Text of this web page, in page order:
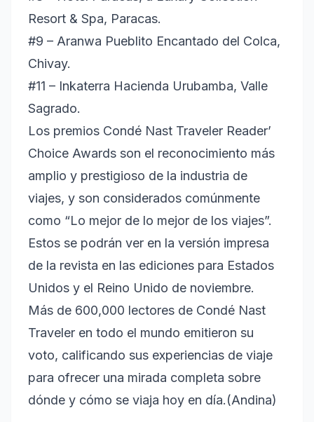
Resort & Spa, Paracas.
#9 – Aranwa Pueblito Encantado del Colca,
Chivay.
#11 – Inkaterra Hacienda Urubamba, Valle
Sagrado.
Los premios Condé Nast Traveler Reader’
Choice Awards son el reconocimiento más
amplio y prestigioso de la industria de
viajes, y son considerados comúnmente
como “Lo mejor de lo mejor de los viajes”.
Estos se podrán ver en la versión impresa
de la revista en las ediciones para Estados
Unidos y el Reino Unido de noviembre.
Más de 600,000 lectores de Condé Nast
Traveler en todo el mundo emitieron su
voto, calificando sus experiencias de viaje
para ofrecer una mirada completa sobre
dónde y cómo se viaja hoy en día.(Andina)